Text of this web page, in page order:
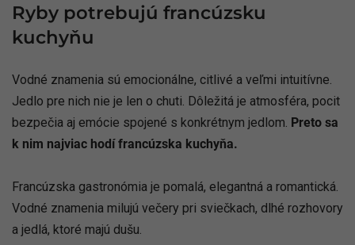
Ryby potrebujú francúzsku
kuchyňu
Vodné znamenia sú emocionálne, citlivé a veľmi intuitívne.
Jedlo pre nich nie je len o chuti. Dôležitá je atmosféra, pocit
bezpečia aj emócie spojené s konkrétnym jedlom. Preto sa
k nim najviac hodí francúzska kuchyňa.
Francúzska gastronómia je pomalá, elegantná a romantická.
Vodné znamenia milujú večery pri sviečkach, dlhé rozhovory
a jedlá, ktoré majú dušu.